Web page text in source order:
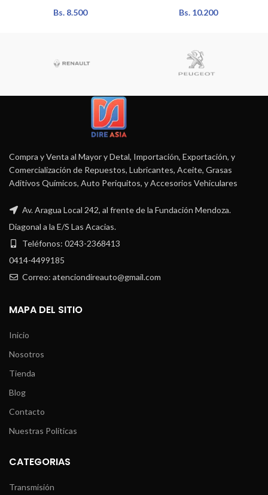
Bs.8.500 Bs.10.200
Compra y Venta al Mayor y Detal, Importación, Exportación, y
Comercialización de Repuestos, Lubricantes, Aceite, Grasas
Aditivos Químicos, Auto Periquitos, y Accesorios Vehiculares
Av. Aragua Local 242, al frente de la Fundación Mendoza.
Diagonal a la E/S Las Acacias.
Teléfonos: 0243-2368413
0414-4499185
Correo: atenciondireauto@gmail.com
MAPA DEL SITIO
Inicio
Nosotros
Tienda
Blog
Contacto
Nuestras Políticas
CATEGORIAS
Transmisión